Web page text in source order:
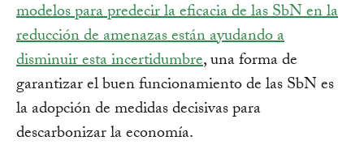
modelos para predecir la eficacia de las SbN en la
reducción de amenazas están ayudando a
disminuir esta incertidumbre, una forma de
garantizar el buen funcionamiento de las SbN es
la adopción de medidas decisivas para
descarbonizar la economía.